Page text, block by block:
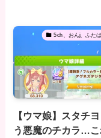
5ch、おんj、ふた
【ウマ娘】スタチ
う悪魔のチカラ…こ